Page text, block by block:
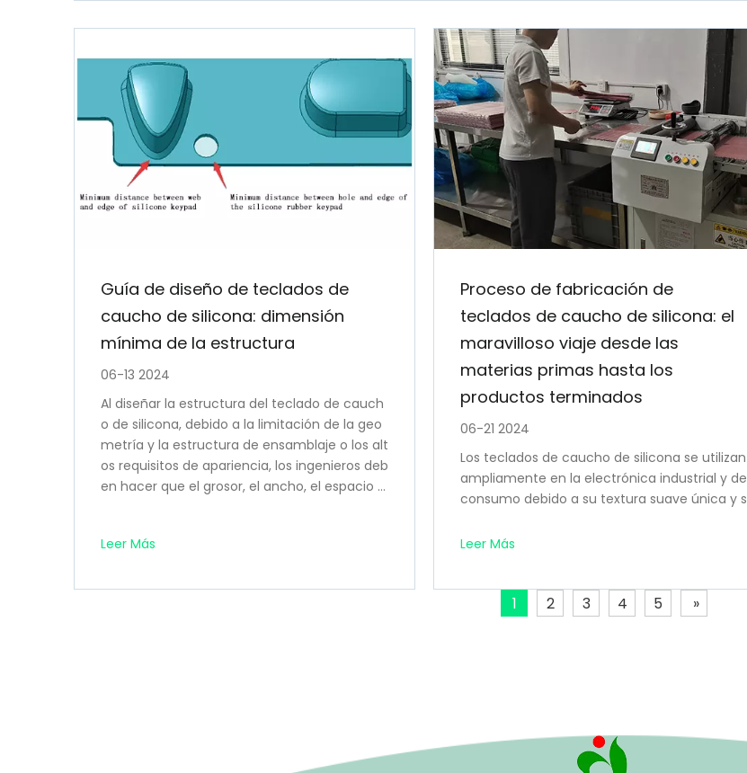
Guía de diseño de teclados de
caucho de silicona: dimensión
mínima de la estructura
06-13 2024
Al diseñar la estructura del teclado de cauch
o de silicona, debido a la limitación de la geo
metría y la estructura de ensamblaje o los alt
os requisitos de apariencia, los ingenieros deb
en hacer que el grosor, el ancho, el espacio y
dimensiones mínimas deben seguir ciertas e
ntrario, si no se sigue el principio de tamaño
Leer Más
Proceso de fabricación de
teclados de caucho de silicona: el
maravilloso viaje desde las
materias primas hasta los
productos terminados
06-21 2024
Los teclados de caucho de silicona se utilizan
ampliamente en la electrónica industrial y de
consumo debido a su textura suave única y s
z te has preguntado cómo se fabrican estos
proceso de fabricación de teclados de cauc
Leer Más
1 2 3 4 5 »